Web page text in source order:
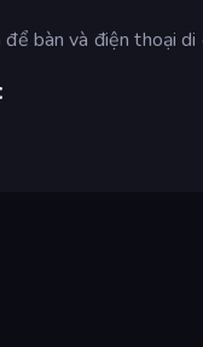
bàn và điện thoại di